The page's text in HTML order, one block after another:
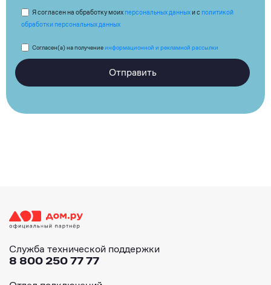
Я согласен на обработку моих персональных данныхи с политикой
обработки персональных данных
Согласен(а) на получениеинформационной и рекламной рассылки
Отправить
Служба технической поддержки
8 800 250 77 77